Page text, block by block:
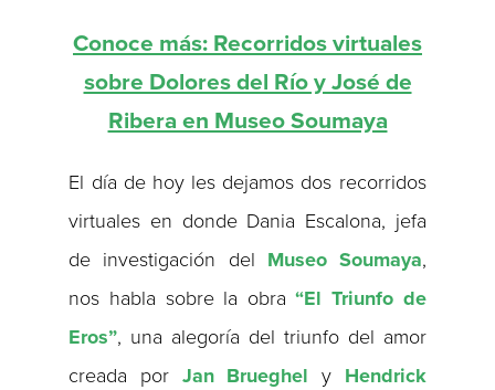
Conoce más: Recorridos virtuales
sobre Dolores del Río y José de
Ribera en Museo Soumaya
El día de hoy les dejamos dos recorridos
virtuales en donde Dania Escalona, jefa
de investigación del Museo Soumaya,
nos habla sobre la obra“El Triunfo de
Eros”, una alegoría del triunfo del amor
creada por Jan Brueghel y Hendrick